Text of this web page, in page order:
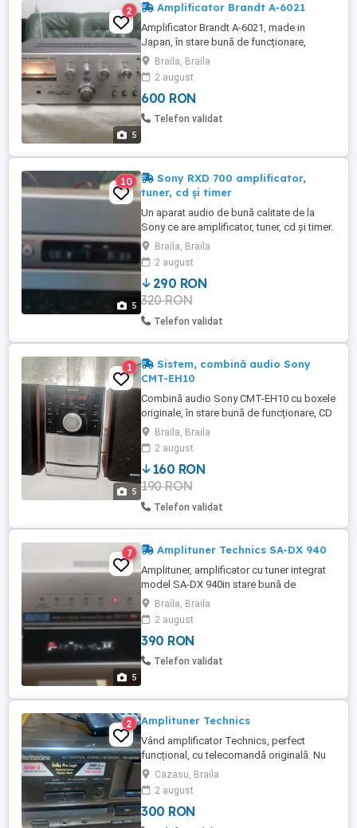
5
2 Amplificator Brandt A-6021
Amplificator Brandt A-6021, made in
Japan, în stare bună de funcționare,
îngrijit, cu o mica problema estetica,.
Braila, Braila
2 august
600 RON
Telefon validat
5
10
Sony RXD 700 amplificator,
tuner, cd și timer
Un aparat audio de bună calitate de la
Sony ce are amplificator, tuner, cd și timer.
În stare bună de funcționare, un pic tunerul
mai pretențios la semnal, culoare
champagnie (auriu)
Braila, Braila
2 august
290 RON
320 RON
Telefon validat
5
1
Sistem, combină audio Sony
CMT-EH10
Combină audio Sony CMT-EH10 cu boxele
originale, în stare bună de funcționare, CD
mp3, casetofon și tuner. Are întrare
auxiliar.
Braila, Braila
2 august
160 RON
190 RON
Telefon validat
5
7 Amplituner Technics SA-DX 940
Amplituner, amplificator cu tuner integrat
model SA-DX 940in stare bună de
funcționare, sunet clar și plăcut, aparat de
înaltă calitate. Urme de folosință, acesta
fiind motivul prețului mic.
Braila, Braila
2 august
390 RON
Telefon validat
2 Amplituner Technics
Vând amplificator Technics, perfect
funcțional, cu telecomandă originală. Nu
trimit prin curier.
Cazasu, Braila
2 august
300 RON